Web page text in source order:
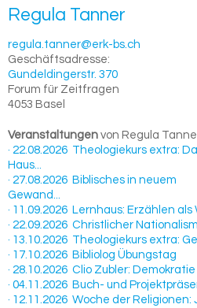
Re­gu­la Tan­ner
regula.tanner@erk-bs.ch
Geschäftsadresse:
Gundeldingerstr. 370
Forum für Zeitfragen
4053 Basel
Veranstaltungen von Regula
· 22.08.2026 Theologiekurs extra:
Haus...
· 27.08.2026 Biblisches in neuem
Gewand...
· 11.09.2026 Lernhaus: Erzählen als
· 22.09.2026 Christlicher
· 13.10.2026 Theologiekurs extra:
· 17.10.2026 Bibliolog Übungstag
· 28.10.2026 Clio Zubler: Demokratie
· 04.11.2026 Buch- und
· 12.11.2026 Woche der Religionen: